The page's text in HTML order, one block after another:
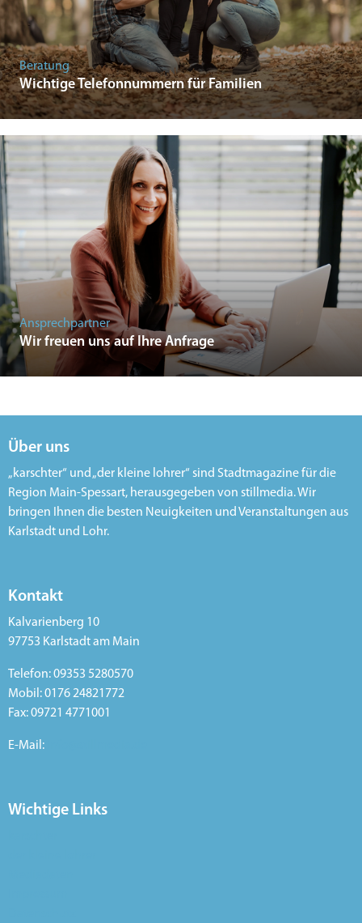
Beratung
Wichtige Telefonnummern für Familien
Ansprechpartner
Wir freuen uns auf Ihre Anfrage
Über uns
„karschter“ und „der kleine lohrer“ sind Stadtmagazine für die
Region Main-Spessart, herausgegeben von stillmedia. Wir
bringen Ihnen die besten Neuigkeiten und Veranstaltungen aus
Karlstadt und Lohr.
Kontakt
Kalvarienberg 10
97753 Karlstadt am Main
Telefon: 09353 5280570
Mobil: 0176 24821772
Fax: 09721 4771001
E-Mail:
Wichtige Links